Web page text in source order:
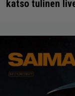
katso tulinen